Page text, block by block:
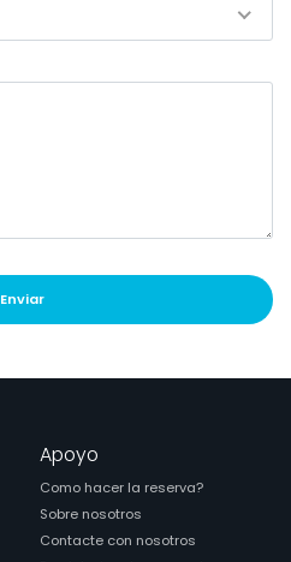
Enviar
Apoyo
Como hacer la reserva?
Sobre nosotros
Contacte con nosotros